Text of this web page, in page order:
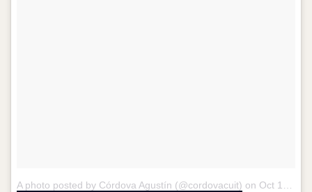
A photo posted by Córdova Agustín (@cordovacuit) on Oct 19, 2016 at 10:16am PDT